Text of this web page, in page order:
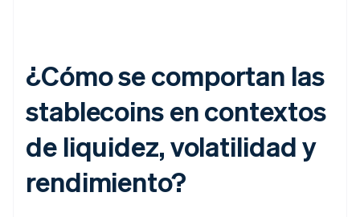
¿Cómo se comportan las
stablecoins en contextos
de liquidez, volatilidad y
rendimiento?